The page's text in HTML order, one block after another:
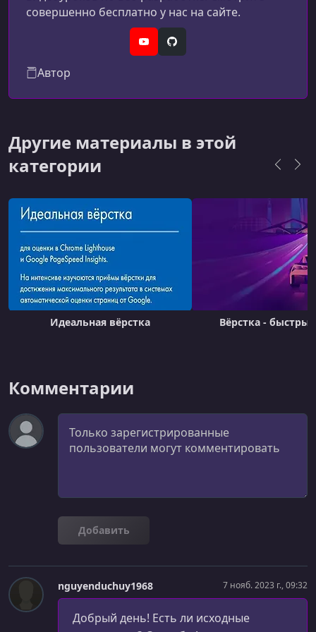
страницу
совершенно бесплатно у нас на сайте.
YouTubeGitHub
Автор
Другие материалы в этой
категории
Идеальная вёрстка Вёрстка -
Комментарии
Комментарий
Добавить
nguyenduchuy1968 7 нояб. 2023 г., 09:32
Добрый день! Есть ли исходные